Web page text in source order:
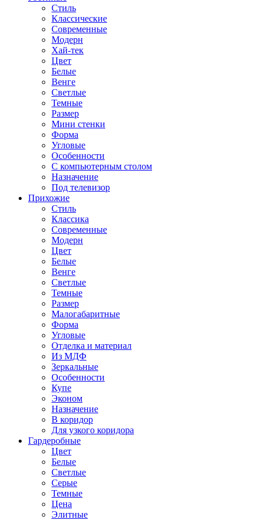
Стиль
Классические
Современные
Модерн
Хай-тек
Цвет
Белые
Венге
Светлые
Темные
Размер
Мини стенки
Форма
Угловые
Особенности
С компьютерным столом
Назначение
Под телевизор
Прихожие
Стиль
Классика
Современные
Модерн
Цвет
Белые
Венге
Светлые
Темные
Размер
Малогабаритные
Форма
Угловые
Отделка и материал
Из МДФ
Зеркальные
Особенности
Купе
Эконом
Назначение
В коридор
Для узкого коридора
Гардеробные
Цвет
Белые
Светлые
Серые
Темные
Цена
Элитные